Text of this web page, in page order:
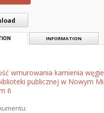
INFORMATION
wmurowania kamienia
publicznej w Nowym
6